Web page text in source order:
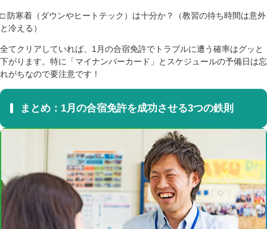
□ 防寒着（ダウンやヒートテック）は十分か？（教習の待ち時間は意外
と冷える）
全てクリアしていれば、1月の合宿免許でトラブルに遭う確率はグッと
下がります。特に「マイナンバーカード」とスケジュールの予備日は忘
れがちなので要注意です！
まとめ：1月の合宿免許を成功させる3つの鉄則